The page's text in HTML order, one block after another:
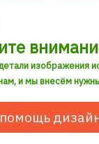
изображения
и мы внесём